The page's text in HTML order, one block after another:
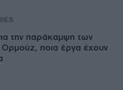
την παράκαμψη των
ποια έργα έχουν